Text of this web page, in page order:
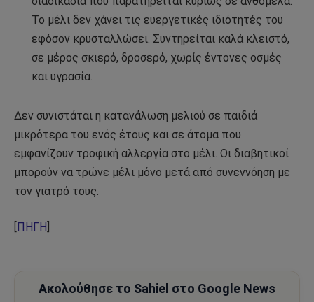
Το μέλι δεν χάνει τις ευεργετικές ιδιότητές του
εφόσον κρυσταλλώσει. Συντηρείται καλά κλειστό,
σε μέρος σκιερό, δροσερό, χωρίς έντονες οσμές
και υγρασία.
Δεν συνιστάται η κατανάλωση μελιού σε παιδιά
μικρότερα του ενός έτους και σε άτομα που
εμφανίζουν τροφική αλλεργία στο μέλι. Οι διαβητικοί
μπορούν να τρώνε μέλι μόνο μετά από συνεννόηση με
τον γιατρό τους.
ΠΗΓΗ
Ακολούθησε το Sahiel στο Google News